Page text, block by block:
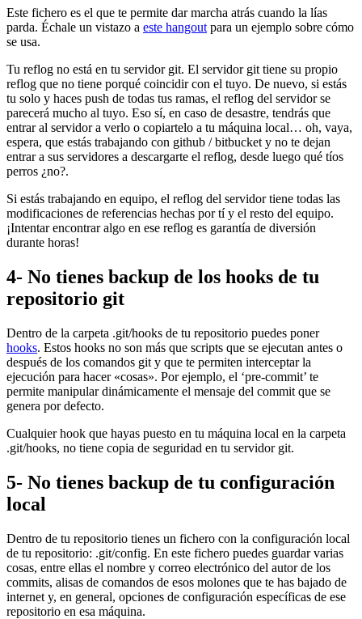
Este fichero es el que te permite dar marcha atrás cuando la lías
parda. Échale un vistazo a este hangout para un ejemplo sobre cómo
se usa.
Tu reflog no está en tu servidor git. El servidor git tiene su propio
reflog que no tiene porqué coincidir con el tuyo. De nuevo, si estás
tu solo y haces push de todas tus ramas, el reflog del servidor se
parecerá mucho al tuyo. Eso sí, en caso de desastre, tendrás que
entrar al servidor a verlo o copiartelo a tu máquina local… oh, vaya,
espera, que estás trabajando con github / bitbucket y no te dejan
entrar a sus servidores a descargarte el reflog, desde luego qué tíos
perros ¿no?.
Si estás trabajando en equipo, el reflog del servidor tiene todas las
modificaciones de referencias hechas por tí y el resto del equipo.
¡Intentar encontrar algo en ese reflog es garantía de diversión
durante horas!
4- No tienes backup de los hooks de tu
repositorio git
Dentro de la carpeta .git/hooks de tu repositorio puedes poner
hooks. Estos hooks no son más que scripts que se ejecutan antes o
después de los comandos git y que te permiten interceptar la
ejecución para hacer «cosas». Por ejemplo, el ‘pre-commit’ te
permite manipular dinámicamente el mensaje del commit que se
genera por defecto.
Cualquier hook que hayas puesto en tu máquina local en la carpeta
.git/hooks, no tiene copia de seguridad en tu servidor git.
5- No tienes backup de tu configuración
local
Dentro de tu repositorio tienes un fichero con la configuración local
de tu repositorio: .git/config. En este fichero puedes guardar varias
cosas, entre ellas el nombre y correo electrónico del autor de los
commits, alisas de comandos de esos molones que te has bajado de
internet y, en general, opciones de configuración específicas de ese
repositorio en esa máquina.